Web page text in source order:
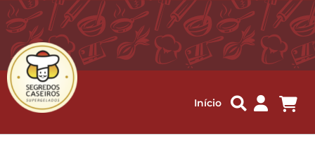
Início